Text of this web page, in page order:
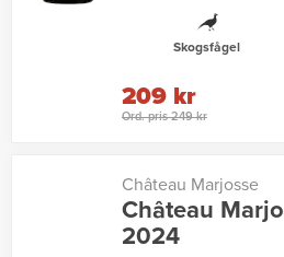
Skogsfågel
Ord. pris 249 kr
209 kr
Château Marjosse
Château
2024